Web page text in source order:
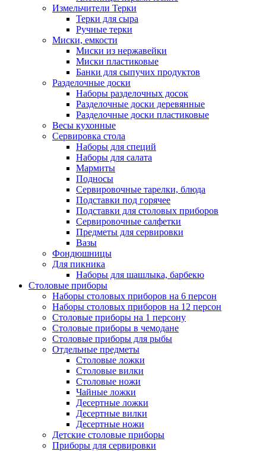
Измельчители Терки
Терки для сыра
Ручные терки
Миски, емкости
Миски из нержавейки
Миски пластиковые
Банки для сыпучих продуктов
Разделочные доски
Наборы разделочных досок
Разделочные доски деревянные
Разделочные доски пластиковые
Весы кухонные
Сервировка стола
Наборы для специй
Наборы для салата
Мармиты
Подносы
Сервировочные тарелки, блюда
Подставки под горячее
Подставки для столовых приборов
Сервировочные салфетки
Предметы для сервировки
Вазы
Фондюшницы
Для пикника
Наборы для шашлыка, барбекю
Столовые приборы
Наборы столовых приборов на 6 персон
Наборы столовых приборов на 12 персон
Столовые приборы на 1 персону
Столовые приборы в чемодане
Столовые приборы для рыбы
Отдельные предметы
Столовые ложки
Столовые вилки
Столовые ножи
Чайные ложки
Десертные ложки
Десертные вилки
Десертные ножи
Детские столовые приборы
Приборы для сервировки